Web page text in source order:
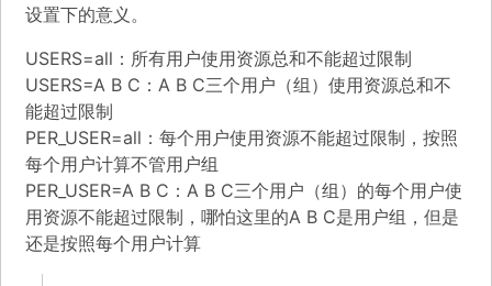
设置下的意义。
USERS=all：所有用户使用资源总和不能超过限制
USERS=A B C：A B C三个用户（组）使用资源总和不
能超过限制
PER_USER=all：每个用户使用资源不能超过限制，按照
每个用户计算不管用户组
PER_USER=A B C：A B C三个用户（组）的每个用户使
用资源不能超过限制，哪怕这里的A B C是用户组，但是
还是按照每个用户计算